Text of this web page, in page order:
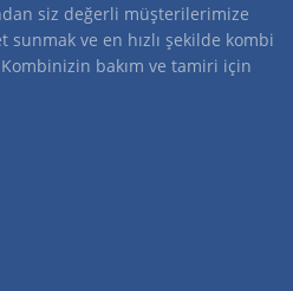
siz değerli müşterilerimize
ve en hızlı şekilde kombi
bakım ve tamiri için